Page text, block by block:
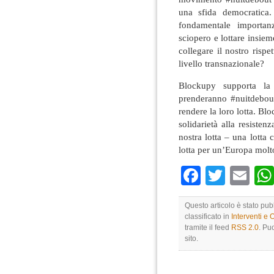
una sfida
fondamentale
sciopero e lottare
collegare il nostro
livello transnazionale?
Blockupy supporta
prenderanno
rendere la loro lotta.
solidarietà alla
nostra lotta – una lotta
lotta per un’Europa
Questo articolo è stato
classificato in Interventi e
tramite il feed RSS 2.0.
sito.